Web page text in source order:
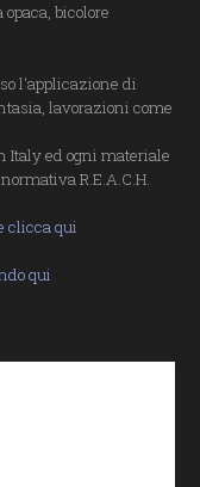
bicolore
l'applicazione di
lavorazioni come
Italy ed ogni materiale
R.E.A.C.H.
clicca qui
qui